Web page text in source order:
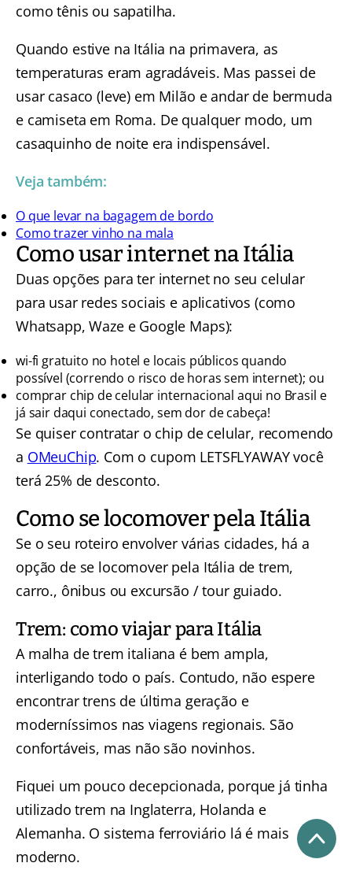
como tênis ou sapatilha.
Quando estive na Itália na primavera, as
temperaturas eram agradáveis. Mas passei de
usar casaco (leve) em Milão e andar de bermuda
e camiseta em Roma. De qualquer modo, um
casaquinho de noite era indispensável.
Veja também:
O que levar na bagagem de bordo
Como trazer vinho na mala
Como usar internet na Itália
Duas opções para ter internet no seu celular
para usar redes sociais e aplicativos (como
Whatsapp, Waze e Google Maps):
wi-fi gratuito no hotel e locais públicos quando
possível (correndo o risco de horas sem internet); ou
comprar chip de celular internacional aqui no Brasil e
já sair daqui conectado, sem dor de cabeça!
Se quiser contratar o chip de celular, recomendo
a OMeuChip. Com o cupom LETSFLYAWAY você
terá 25% de desconto.
Como se locomover pela Itália
Se o seu roteiro envolver várias cidades, há a
opção de se locomover pela Itália de trem,
carro., ônibus ou excursão / tour guiado.
Trem: como viajar para Itália
A malha de trem italiana é bem ampla,
interligando todo o país. Contudo, não espere
encontrar trens de última geração e
moderníssimos nas viagens regionais. São
confortáveis, mas não são novinhos.
Fiquei um pouco decepcionada, porque já tinha
utilizado trem na Inglaterra, Holanda e
Alemanha. O sistema ferroviário lá é mais
moderno.